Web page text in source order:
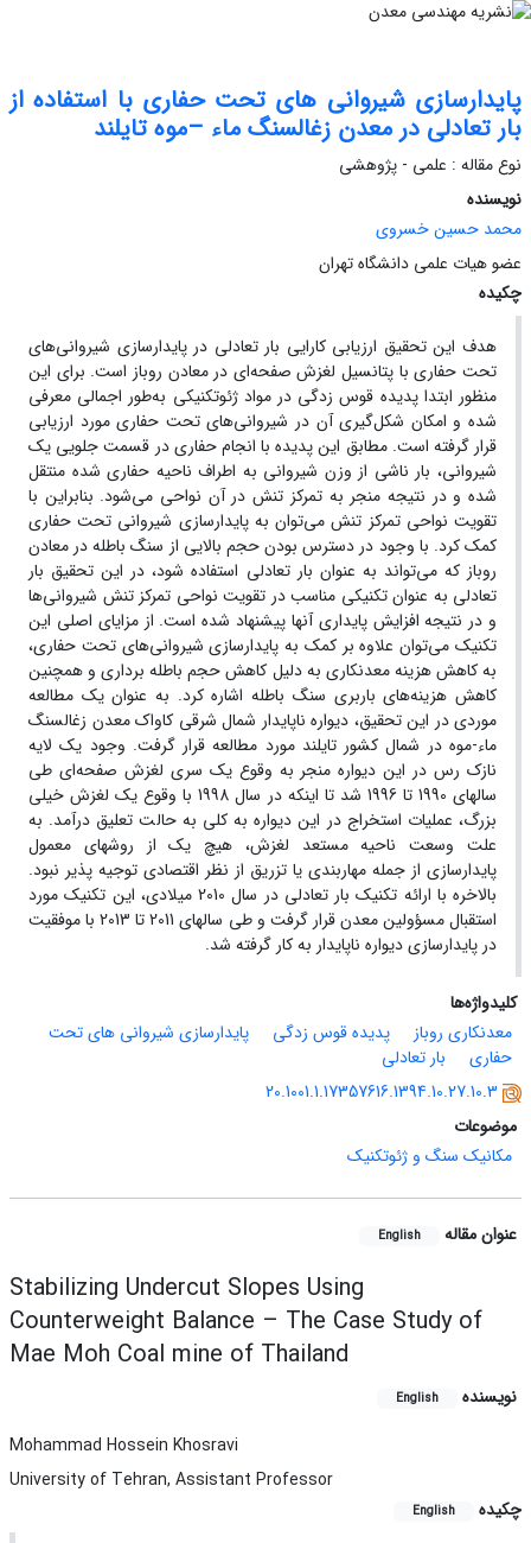
پایدارسازی شیروانی های تحت حفاری با استفاده از
بار تعادلی در معدن زغالسنگ ماء –موه تایلند
نوع مقاله : علمی - پژوهشی
نویسنده
محمد حسین خسروی
عضو هیات علمی دانشگاه تهران
چکیده
هدف این تحقیق ارزیابی کارایی بار تعادلی در پایدارسازی شیروانی‌های
تحت حفاری با پتانسیل لغزش صفحه‌ای در معادن روباز است. برای این
منظور ابتدا پدیده قوس زدگی در مواد ژئوتکنیکی به‌طور اجمالی معرفی
شده و امکان شکل‌گیری آن در شیروانی‌های تحت حفاری مورد ارزیابی
قرار گرفته است. مطابق این پدیده با انجام حفاری در قسمت جلویی یک
شیروانی، بار ناشی از وزن شیروانی به اطراف ناحیه حفاری شده منتقل
شده و در نتیجه منجر به تمرکز تنش در آن نواحی می‌شود. بنابراین با
تقویت نواحی تمرکز تنش می‌توان به پایدارسازی شیروانی تحت حفاری
کمک کرد. با وجود در دسترس بودن حجم بالایی از سنگ باطله در معادن
روباز که می‌تواند به عنوان بار تعادلی استفاده شود، در این تحقیق بار
تعادلی به عنوان تکنیکی مناسب در تقویت نواحی تمرکز تنش شیروانی‌ها
و در نتیجه افزایش پایداری آنها پیشنهاد شده است. از مزایای اصلی این
تکنیک می‌توان علاوه بر کمک به پایدارسازی شیروانی‌های تحت حفاری،
به کاهش هزینه معدنکاری به دلیل کاهش حجم باطله برداری و همچنین
کاهش هزینه‌های باربری سنگ باطله اشاره کرد. به عنوان یک مطالعه
موردی در این تحقیق، دیواره ناپایدار شمال شرقی کاواک معدن زغالسنگ
ماء-موه در شمال کشور تایلند مورد مطالعه قرار گرفت. وجود یک لایه
نازک رس در این دیواره منجر به وقوع یک سری لغزش صفحه‌ای طی
سالهای 1990 تا 1996 شد تا اینکه در سال 1998 با وقوع یک لغزش خیلی
بزرگ، عملیات استخراج در این دیواره به کلی به حالت تعلیق درآمد. به
علت وسعت ناحیه مستعد لغزش، هیچ یک از روشهای معمول
پایدارسازی از جمله مهاربندی یا تزریق از نظر اقتصادی توجیه پذیر نبود.
بالاخره با ارائه تکنیک بار تعادلی در سال 2010 میلادی، این تکنیک مورد
استقبال مسؤولین معدن قرار گرفت و طی سالهای 2011 تا 2013 با موفقیت
در پایدارسازی دیواره ناپایدار به کار گرفته شد.
کلیدواژه‌ها
معدنکاری روباز
پدیده قوس زدگی
پایدارسازی شیروانی های تحت
حفاری
بار تعادلی
20.1001.1.17357616.1394.10.27.10.3
موضوعات
مکانیک سنگ و ژئوتکنیک
عنوان مقاله English
Stabilizing Undercut Slopes Using
Counterweight Balance – The Case Study of
Mae Moh Coal mine of Thailand
نویسنده English
Mohammad Hossein Khosravi
University of Tehran, Assistant Professor
چکیده
English